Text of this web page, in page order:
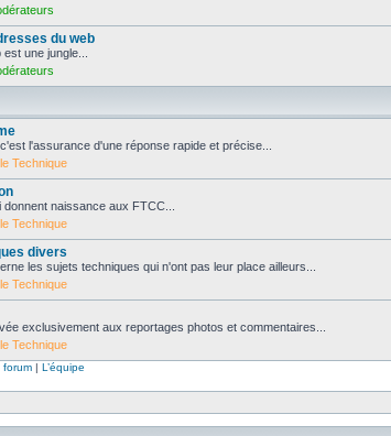
du web
une jungle...
l'assurance d'une réponse rapide et précise...
Technique
naissance aux FTCC...
Technique
divers
les sujets techniques qui n'ont pas leur place ailleurs...
Technique
exclusivement aux reportages photos et commentaires...
Technique
forum | L’équipe